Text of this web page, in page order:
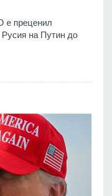
е преценил
Русия на Путин до